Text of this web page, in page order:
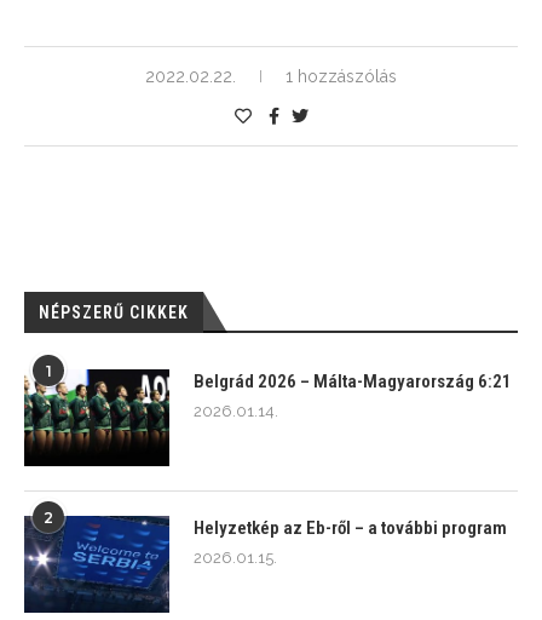
2022.02.22. 1 hozzászólás
NÉPSZERŰ CIKKEK
1
Belgrád 2026 – Málta-Magyarország 6:21
2026.01.14.
2
Helyzetkép az Eb-ről – a további program
2026.01.15.